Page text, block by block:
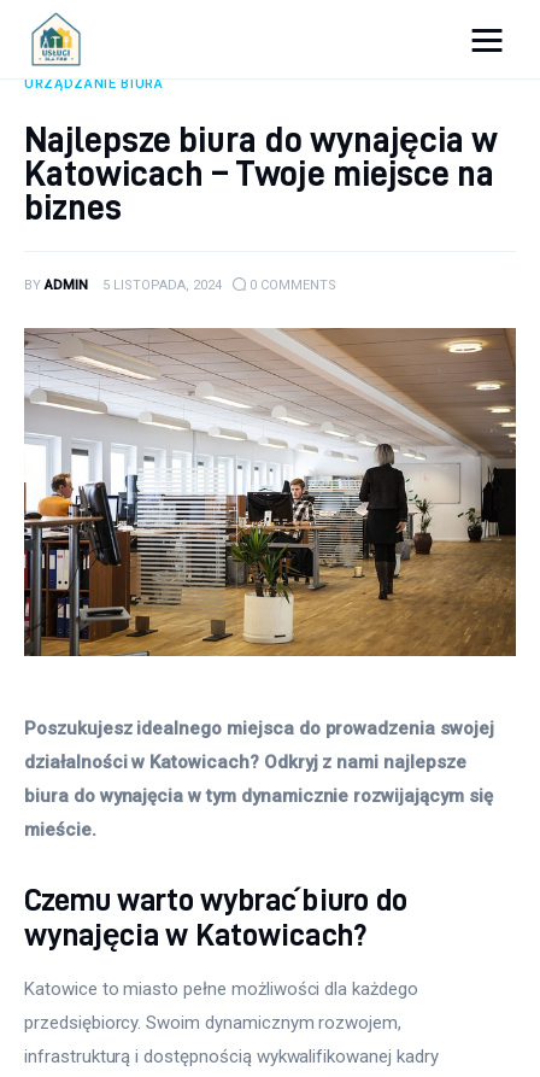
Prowadzenie firmy
Urządzanie biura
Atrakcje
Prawo
Pozostałe
URZĄDZANIE BIURA
Najlepsze biura do wynajęcia w
Katowicach – Twoje miejsce na
biznes
BY ADMIN 5 LISTOPADA, 2024 0 COMMENTS
Poszukujesz idealnego miejsca do prowadzenia swojej
działalności w Katowicach? Odkryj z nami najlepsze
biura do wynajęcia w tym dynamicznie rozwijającym się
mieście.
Czemu warto wybrać biuro do
wynajęcia w Katowicach?
Katowice to miasto pełne możliwości dla każdego
przedsiębiorcy. Swoim dynamicznym rozwojem,
infrastrukturą i dostępnością wykwalifikowanej kadry